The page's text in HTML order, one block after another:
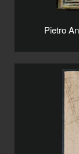
Pietro